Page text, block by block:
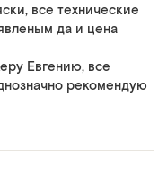
все технические
да и цена
Евгению, все
рекомендую